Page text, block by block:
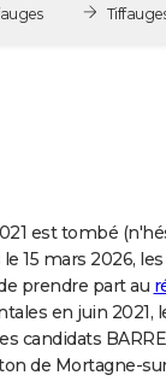
est tombé
15 mars 2026,
prendre part au
en juin 2021,
candidats
de Mortagne-